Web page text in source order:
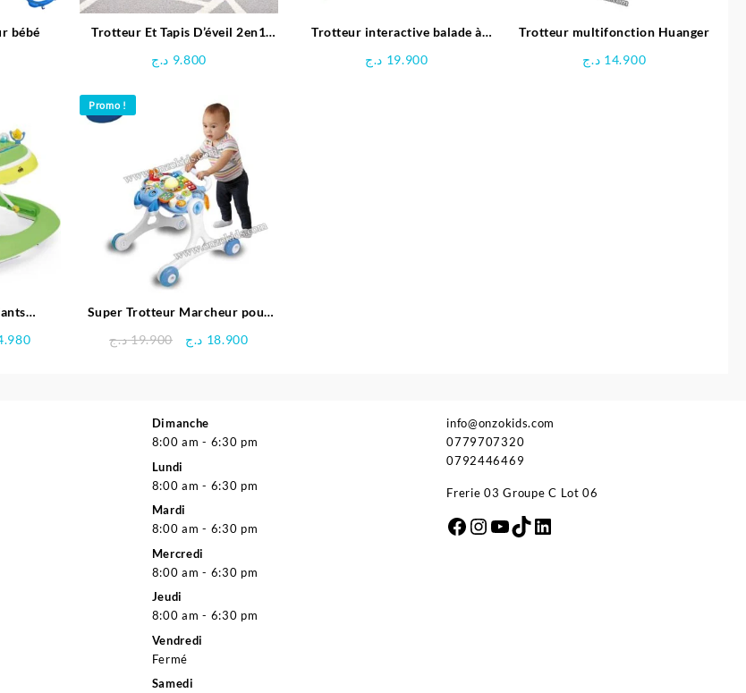
bébé
Trotteur Et Tapis D’éveil 2en1
9.800 د.ج
Trotteur interactive balade à
Clementoni
19.900 د.ج
Trotteur multifonction Huanger
14.900 د.ج
Le
Promo !
Super Trotteur Marcheur pour
19.900 د.ج
Le
18.900 د.ج
Le
Dimanche
8:00 am - 6:30 pm
Lundi
8:00 am - 6:30 pm
Mardi
8:00 am - 6:30 pm
Mercredi
8:00 am - 6:30 pm
Jeudi
8:00 am - 6:30 pm
Vendredi
Fermé
Samedi
info@onzokids.com
0779707320
0792446469
Frerie 03 Groupe C Lot 06
Facebook
Instagram
YouTube
TikTok
LinkedIn